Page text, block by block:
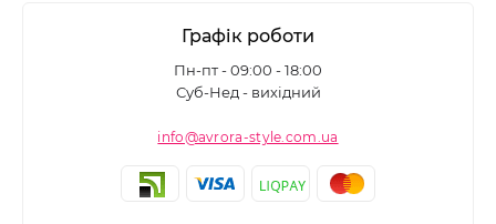
Графік роботи
Пн-пт - 09:00 - 18:00
Суб-Нед - вихідний
info@avrora-style.com.ua